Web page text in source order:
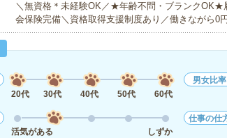
＼無資格＊未経験OK／★年齢不問・ブランク
会保険完備＼資格取得支援制度あり／働きながら0
20代
30代 40代 50代 60代
男女比率
活気がある
しずか
仕事の仕